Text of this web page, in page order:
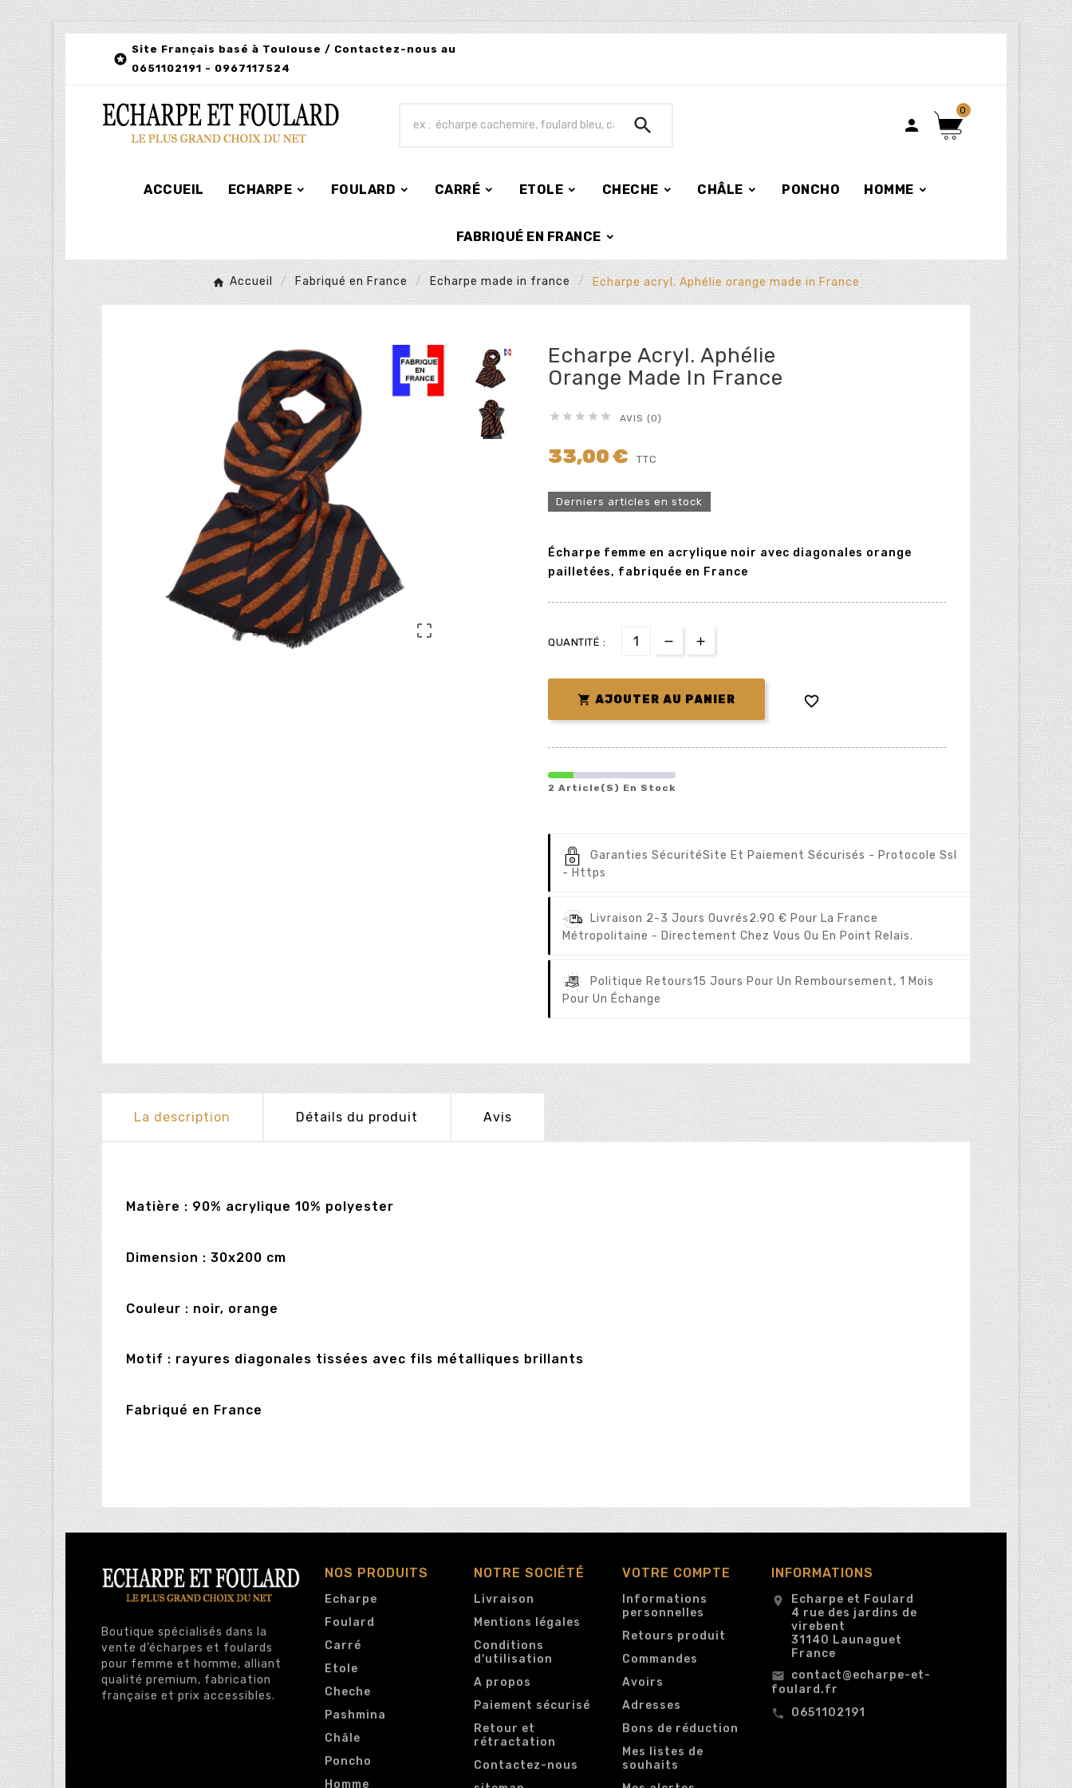

Site Français basé à Toulouse / Contactez-nous au
0651102191 - 0967117524
 
0
ACCUEIL ECHARPE FOULARD CARRÉ ETOLE CHECHE CHÂLE PONCHO HOMME
FABRIQUÉ EN FRANCE
Accueil Fabriqué en France Echarpe made in france Echarpe acryl. Aphélie orange made in France

Echarpe Acryl. Aphélie
Orange Made In France
     AVIS (0)
33,00 € TTC
Derniers articles en stock
Écharpe femme en acrylique noir avec diagonales orange
pailletées, fabriquée en France
QUANTITÉ :
 AJOUTER AU PANIER 
2 Article(s) En Stock
Garanties SécuritéSite Et Paiement Sécurisés - Protocole Ssl
- Https
Livraison 2-3 Jours Ouvrés2.90 € Pour La France
Métropolitaine - Directement Chez Vous Ou En Point Relais.
Politique Retours15 Jours Pour Un Remboursement, 1 Mois
Pour Un Échange
La description Détails du produit Avis
Matière : 90% acrylique 10% polyester
Dimension : 30x200 cm
Couleur : noir, orange
Motif : rayures diagonales tissées avec fils métalliques brillants
Fabriqué en France
Boutique spécialisés dans la
vente d’écharpes et foulards
pour femme et homme, alliant
qualité premium, fabrication
française et prix accessibles.
NOS PRODUITS
Echarpe
Foulard
Carré
Etole
Cheche
Pashmina
Châle
Poncho
Homme
NOTRE SOCIÉTÉ
Livraison
Mentions légales
Conditions
d'utilisation
A propos
Paiement sécurisé
Retour et
rétractation
Contactez-nous
VOTRE COMPTE
Informations
personnelles
Retours produit
Commandes
Avoirs
Adresses
Bons de réduction
Mes listes de
souhaits
INFORMATIONS
location_on
Echarpe et Foulard
4 rue des jardins de
virebent
31140 Launaguet
France
email contact@echarpe-et-
foulard.fr
call
0651102191